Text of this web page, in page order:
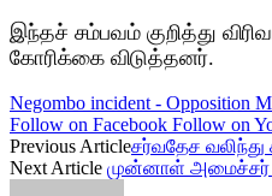
இந்தச் சம்பவம் குறித்து
கோரிக்கை விடுத்தனர்.
Negombo incident - Opposition
Follow on Facebook Follow on
Previous Articleசர்வதேச
Next Article முன்னாள் அமைச்சர்